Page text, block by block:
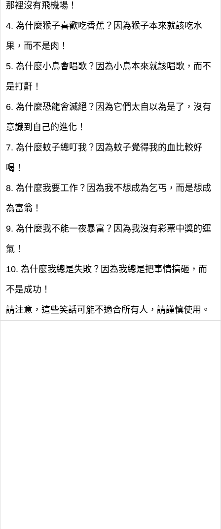
那裡沒有飛機場！
4. 為什麼猴子喜歡吃香蕉？因為猴子本來就該吃水
果，而不是肉！
5. 為什麼小鳥會唱歌？因為小鳥本來就該唱歌，而不
是打鼾！
6. 為什麼恐龍會滅絕？因為它們太自以為是了，沒有
意識到自己的進化！
7. 為什麼蚊子總叮我？因為蚊子覺得我的血比較好
喝！
8. 為什麼我要工作？因為我不想成為乞丐，而是想成
為富翁！
9. 為什麼我不能一夜暴富？因為我沒有彩票中獎的運
氣！
10. 為什麼我總是失敗？因為我總是把事情搞砸，而
不是成功！
請注意，這些笑話可能不適合所有人，請謹慎使用。